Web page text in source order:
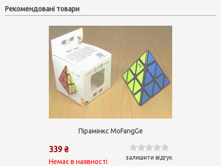
Рекомендовані товари
Пірамінкс MoFangGe
339 ₴
Немає в наявності
залишити відгук